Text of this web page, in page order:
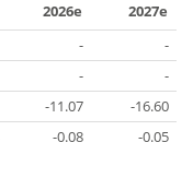
2026e
2027e
-
-
-
-
-11.07
-16.60
-0.08 -0.05